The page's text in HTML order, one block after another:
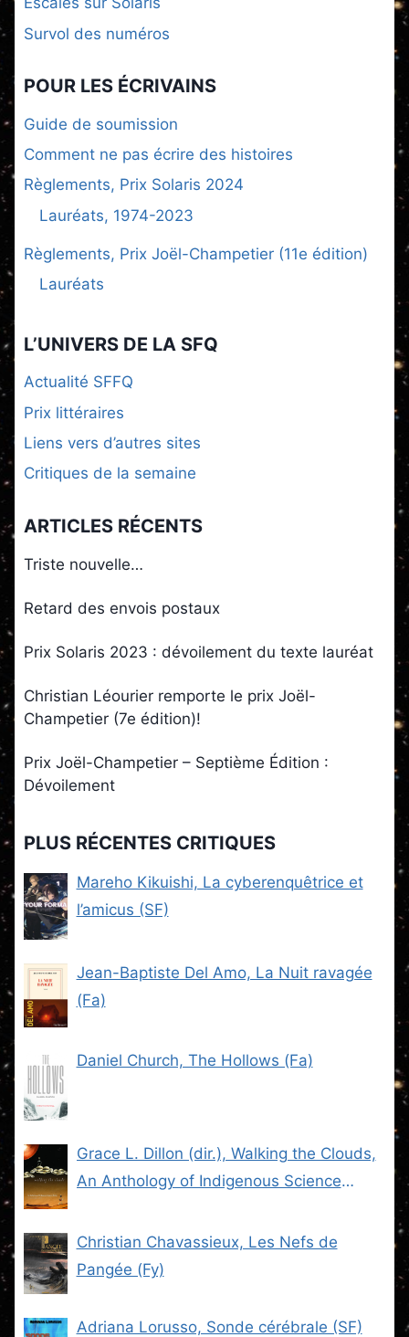
Survol des numéros
POUR LES ÉCRIVAINS
Guide de soumission
Comment ne pas écrire des histoires
Règlements, Prix Solaris 2024
Lauréats, 1974-2023
Règlements, Prix Joël-Champetier (11e édition)
Lauréats
L’UNIVERS DE LA SFQ
Actualité SFFQ
Prix littéraires
Liens vers d’autres sites
Critiques de la semaine
ARTICLES RÉCENTS
Triste nouvelle…
Retard des envois postaux
Prix Solaris 2023 : dévoilement du texte lauréat
Christian Léourier remporte le prix Joël-
Champetier (7e édition)!
Prix Joël-Champetier – Septième Édition :
Dévoilement
PLUS RÉCENTES CRITIQUES
Mareho Kikuishi, La cyberenquêtrice et
l’amicus (SF)
Jean-Baptiste Del Amo, La Nuit ravagée
(Fa)
Daniel Church, The Hollows (Fa)
Grace L. Dillon (dir.), Walking the Clouds,
An Anthology of Indigenous Science
Christian Chavassieux, Les Nefs de
Pangée (Fy)
Adriana Lorusso, Sonde cérébrale (SF)